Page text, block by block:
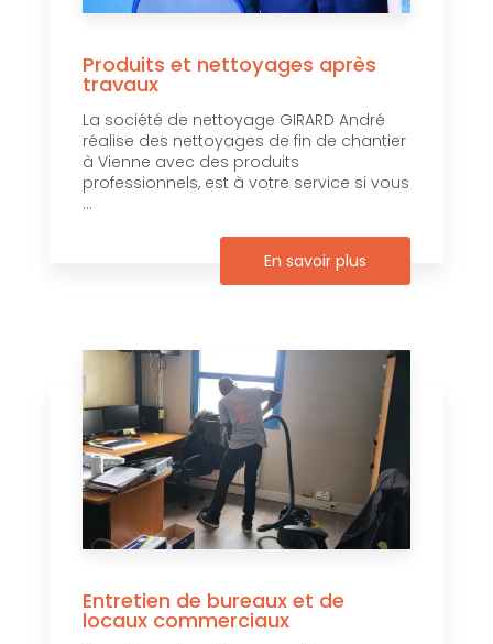
Produits et nettoyages après
travaux
La société de nettoyage GIRARD André
réalise des nettoyages de fin de chantier
à Vienne avec des produits
professionnels, est à votre service si vous
...
En savoir plus
Entretien de bureaux et de
locaux commerciaux